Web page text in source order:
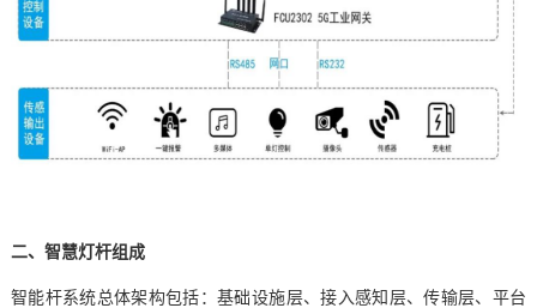
二、智慧灯杆组成
智能杆系统总体架构包括：基础设施层、接入感知层、传输层、平台